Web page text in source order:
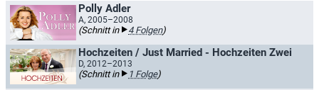
Polly Adler
A, 2005–2008
(Schnitt in 4 Folgen)
Hochzeiten / Just Married - Hochzeiten Zwei
D, 2012–2013
(Schnitt in 1 Folge)